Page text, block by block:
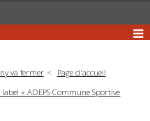
va fermer
Page d'accueil
« ADEPS Commune Sportive